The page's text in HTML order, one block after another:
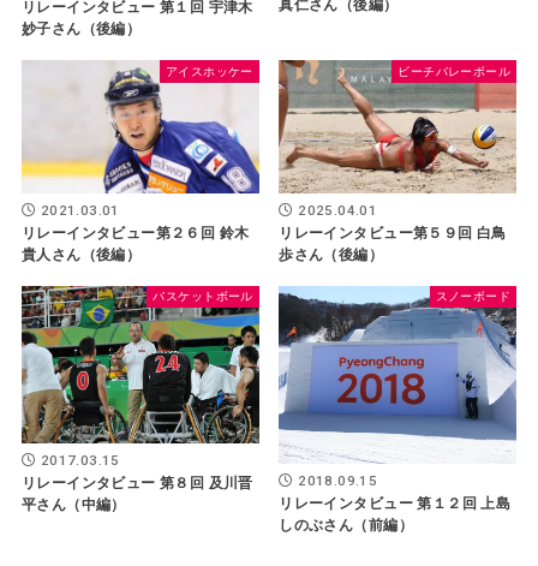
リレーインタビュー 第１回 宇津木
妙子さん（後編）
真仁さん（後編）
アイスホッケー
2021.03.01
リレーインタビュー第２６回 鈴木
貴人さん（後編）
ビーチバレーボール
2025.04.01
リレーインタビュー第５９回 白鳥
歩さん（後編）
バスケットボール
2017.03.15
リレーインタビュー 第８回 及川晋
平さん（中編）
スノーボード
2018.09.15
リレーインタビュー 第１２回 上島
しのぶさん（前編）